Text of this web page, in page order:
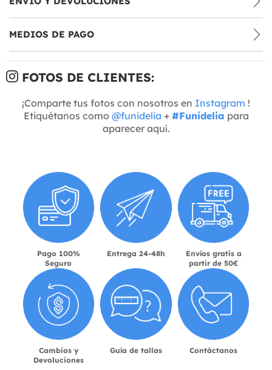
MEDIOS DE PAGO
FOTOS DE CLIENTES:
¡Comparte tus fotos con nosotros en Instagram !
Etiquétanos como @funidelia + #Funidelia para
aparecer aquí.
Pago 100%
Seguro
Entrega 24-48h
Envíos gratis a
partir de 50€
Cambios y
Devoluciones
Guía de tallas Contáctanos